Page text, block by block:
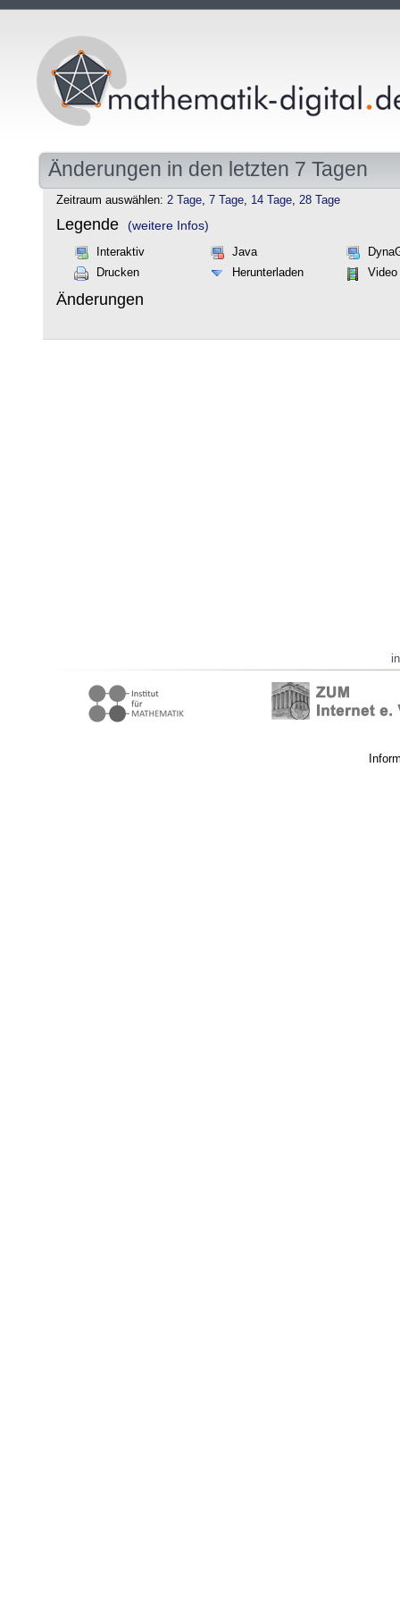
Änderungen in den letzten 7 Tagen
Zeitraum auswählen: 2 Tage, 7 Tage, 14 Tage, 28 Tage
Legende (weitere Infos)
Interaktiv Java
Drucken
Herunterladen Video
Änderungen